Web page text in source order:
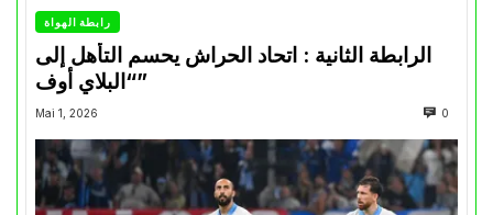
رابطة الهواة
الرابطة الثانية : اتحاد الحراش يحسم التأهل إلى
“البلاي أوف”
Mai 1, 2026 0